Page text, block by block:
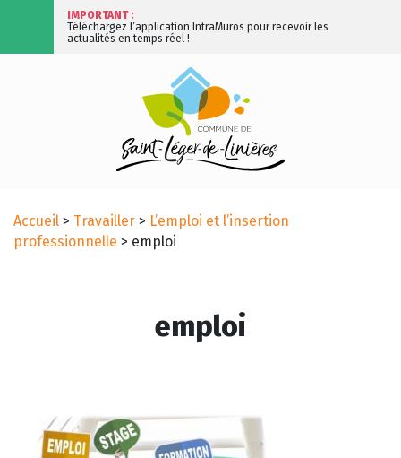
IMPORTANT :
Téléchargez l’application IntraMuros pour recevoir les
actualités en temps réel !
Accueil > Travailler > L’emploi et l’insertion
professionnelle > emploi
emploi